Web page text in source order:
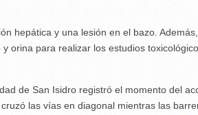
hepática y una lesión en el bazo.
orina para realizar los estudios
de San Isidro registró el momento del
las vías en diagonal mientras las